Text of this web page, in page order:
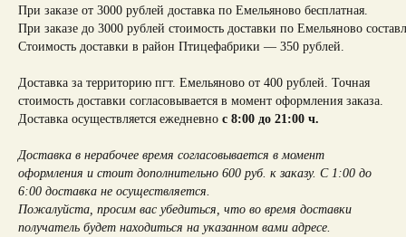
При заказе от 3000 рублей доставка по Емельяново бесплатная.
При заказе до 3000 рублей стоимость доставки по Емельяново
Стоимость доставки в район Птицефабрики — 350 рублей.
Доставка за территорию пгт. Емельяново от 400 рублей. Точная
стоимость доставки согласовывается в момент оформления заказа.
Доставка осуществляется ежедневно с 8:00 до 21:00 ч.
Доставка в нерабочее время согласовывается в момент
оформления и стоит дополнительно 600 руб. к заказу. С 1:00 до
6:00 доставка не осуществляется.
Пожалуйста, просим вас убедиться, что во время доставки
получатель будет находиться на указанном вами адресе.